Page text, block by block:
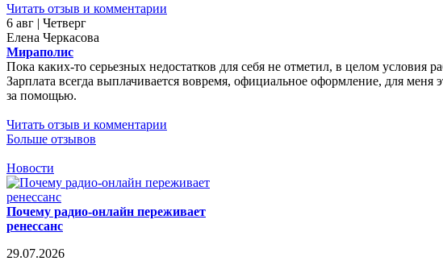
Читать отзыв и комментарии
6 авг | Четверг
Елена Черкасова
Мираполис
Пока каких-то серьезных недостатков для себя не отметил, в целом условия
Зарплата всегда выплачивается вовремя, официальное оформление, для
за помощью.
Читать отзыв и комментарии
Больше отзывов
Новости
Почему радио-онлайн переживает
ренессанс
29.07.2026